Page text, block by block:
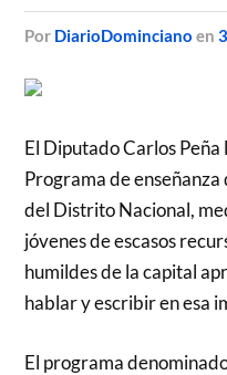
por DiarioDominciano en
El Diputado Carlos
Programa de
del Distrito Nacional,
jóvenes de escasos
humildes de la capital
hablar y escribir en esa
El programa